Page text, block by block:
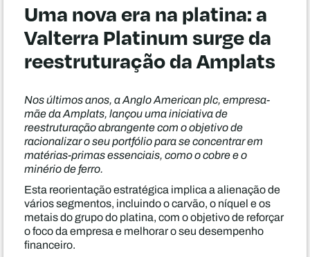
Uma nova era na platina: a
Valterra Platinum surge da
reestruturação da Amplats
Nos últimos anos, a Anglo American plc, empresa-
mãe da Amplats, lançou uma iniciativa de
reestruturação abrangente com o objetivo de
racionalizar o seu portfólio para se concentrar em
matérias-primas essenciais, como o cobre e o
minério de ferro.
Esta reorientação estratégica implica a alienação de
vários segmentos, incluindo o carvão, o níquel e os
metais do grupo do platina, com o objetivo de reforçar
o foco da empresa e melhorar o seu desempenho
financeiro.